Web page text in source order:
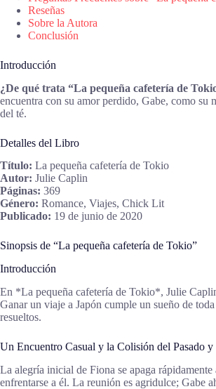
Reseñas
Sobre la Autora
Conclusión
Introducción
¿De qué trata “La pequeña cafetería de
encuentra con su amor perdido, Gabe, como su
del té.
Detalles del Libro
Título: La pequeña cafetería de Tokio
Autor: Julie Caplin
Páginas: 369
Género: Romance, Viajes, Chick Lit
Publicado: 19 de junio de 2020
Sinopsis de “La pequeña cafetería de Tokio”
Introducción
En *La pequeña cafetería de Tokio*, Julie
Ganar un viaje a Japón cumple un sueño de
resueltos.
Un Encuentro Casual y la Colisión del Pasado y
La alegría inicial de Fiona se apaga
enfrentarse a él. La reunión es agridulce; Gabe